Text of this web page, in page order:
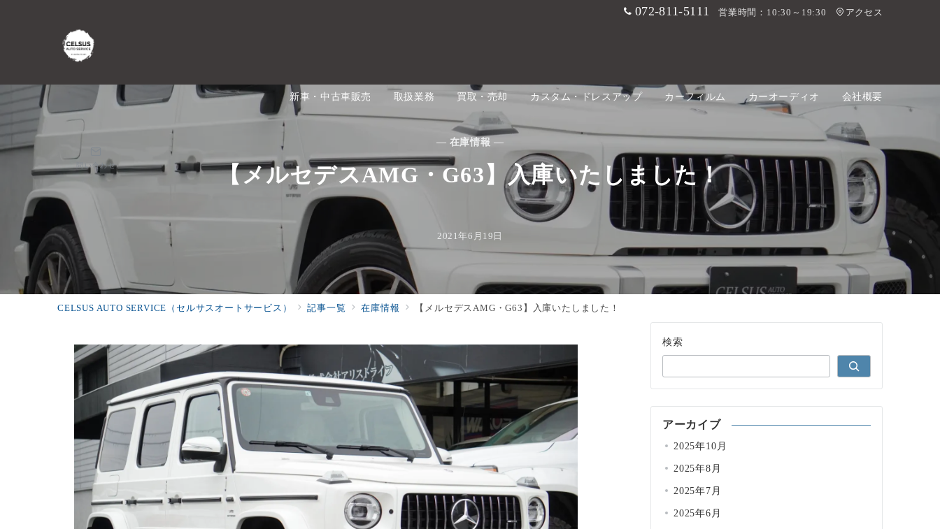
072-811-5111 営業時間：10:30～19:30 アクセス
新車・中古車販売 取扱業務 買取・売却 カスタム・ドレスアップ カーフィルム カーオーディオ 会社概要
問い合わせ
— 在庫情報 —
【メルセデスAMG・G63】入庫いたしました！
2021年6月19日
CELSUS AUTO SERVICE（セルサスオートサービス） 記事一覧 在庫情報 【メルセデスAMG・G63】入庫いたしました！
検索
アーカイブ
2025年10月
2025年8月
2025年7月
2025年6月